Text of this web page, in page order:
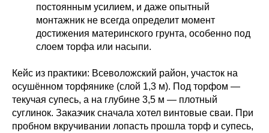
постоянным усилием, и даже опытный
монтажник не всегда определит момент
достижения материнского грунта, особенно под
слоем торфа или насыпи.
Кейс из практики: Всеволожский район, участок на
осушённом торфянике (слой 1,3 м). Под торфом —
текучая супесь, а на глубине 3,5 м — плотный
суглинок. Заказчик сначала хотел винтовые сваи. При
пробном вкручивании лопасть прошла торф и супесь,